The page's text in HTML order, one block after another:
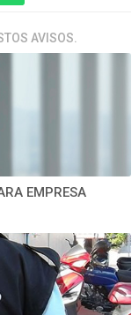
AVISOS.
EMPRESA